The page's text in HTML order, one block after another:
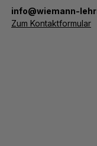
­info@wiemann-
Zum Kontaktformular